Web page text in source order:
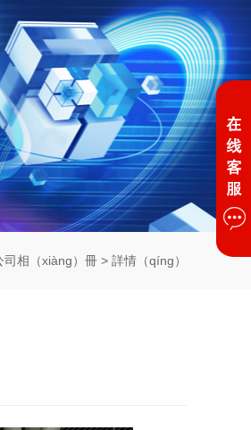
司相（xiàng）冊 > 詳情（qíng）